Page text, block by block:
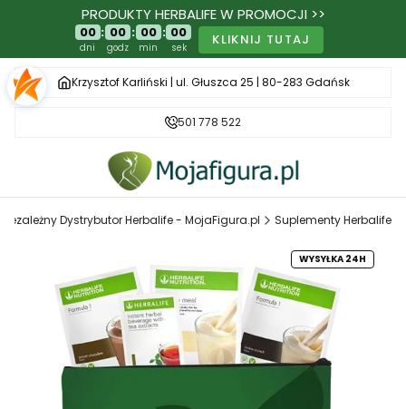
PRODUKTY HERBALIFE W PROMOCJI >>
00
dni
: 00
godz
: 00
min
: 00
sek KLIKNIJ TUTAJ
Krzysztof Karliński | ul. Głuszca 25 | 80-283 Gdańsk
501 778 522
Niezależny Dystrybutor Herbalife - MojaFigura.pl Suplementy Herbalife
WYSYŁKA 24H